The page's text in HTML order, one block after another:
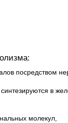
посредством
в
молекул,